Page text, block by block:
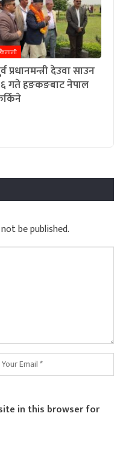
कैलाली
प्रधानमन्त्री देउवा साउन
गते हङकङबाट नेपाल
be published.
in this browser for